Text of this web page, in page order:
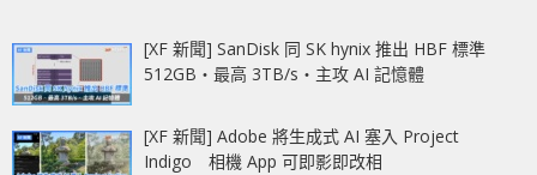
[XF 新聞] SanDisk 同 SK hynix 推出 HBF 標準
512GB‧最高 3TB/s‧主攻 AI 記憶體
[XF 新聞] Adobe 將生成式 AI 塞入 Project
Indigo 相機 App 可即影即改相